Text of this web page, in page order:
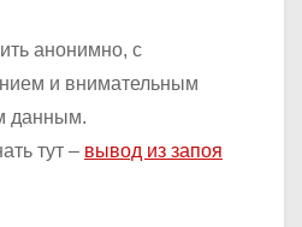
анонимно, с
и внимательным
данным.
тут – вывод из запоя